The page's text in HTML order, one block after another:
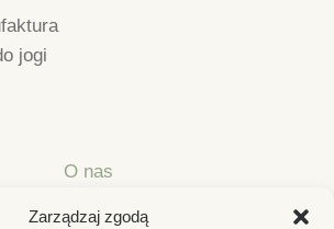
Zarządzaj zgodą
jogi
O nas
sklepu internetowego